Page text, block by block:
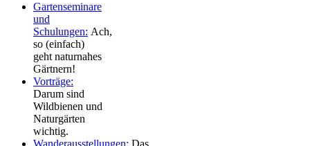
Gartenseminare
und
Schulungen: Ach,
so (einfach)
geht naturnahes
Gärtnern!
Vorträge:
Darum sind
Wildbienen und
Naturgärten
wichtig.